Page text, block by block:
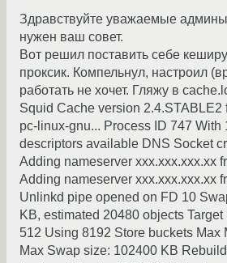
Здравствуйте уважаемые
нужен ваш совет.
Вот решил поставить себе
проксик. Компельнул, настроил
работать не хочет. Гляжу в
Squid Cache version 2.4.STABLE2
pc-linux-gnu... Process ID 747 With
descriptors available DNS Socket
Adding nameserver ххх.ххх.ххх.хх
Adding nameserver ххх.ххх.ххх.хх
Unlinkd pipe opened on FD 10
KB, estimated 20480 objects
512 Using 8192 Store buckets Max
Max Swap size: 102400 KB